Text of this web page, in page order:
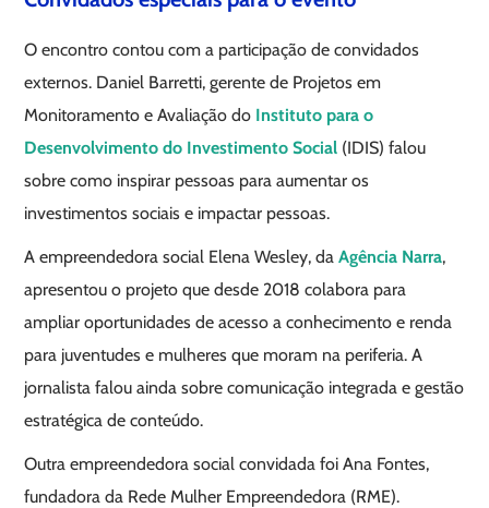
O encontro contou com a participação de convidados
externos. Daniel Barretti, gerente de Projetos em
Monitoramento e Avaliação do Instituto para o
Desenvolvimento do Investimento Social (IDIS) falou
sobre como inspirar pessoas para aumentar os
investimentos sociais e impactar pessoas.
A empreendedora social Elena Wesley, daAgência Narra,
apresentou o projeto que desde 2018 colabora para
ampliar oportunidades de acesso a conhecimento e renda
para juventudes e mulheres que moram na periferia. A
jornalista falou ainda sobre comunicação integrada e gestão
estratégica de conteúdo.
Outra empreendedora social convidada foi Ana Fontes,
fundadora da Rede Mulher Empreendedora (RME).